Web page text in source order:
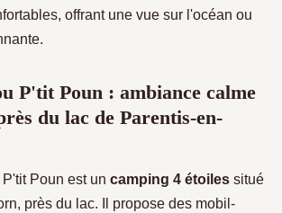
offrant une vue sur l'océan ou
P'tit Poun : ambiance calme
du lac de Parentis-en-
Poun est un camping 4 étoiles situé
près du lac. Il propose des mobil-